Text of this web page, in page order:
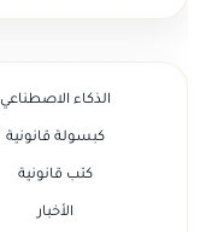
الذكاء الاصطناعي
كبسولة قانونية
كتب قانونية
الأخبار